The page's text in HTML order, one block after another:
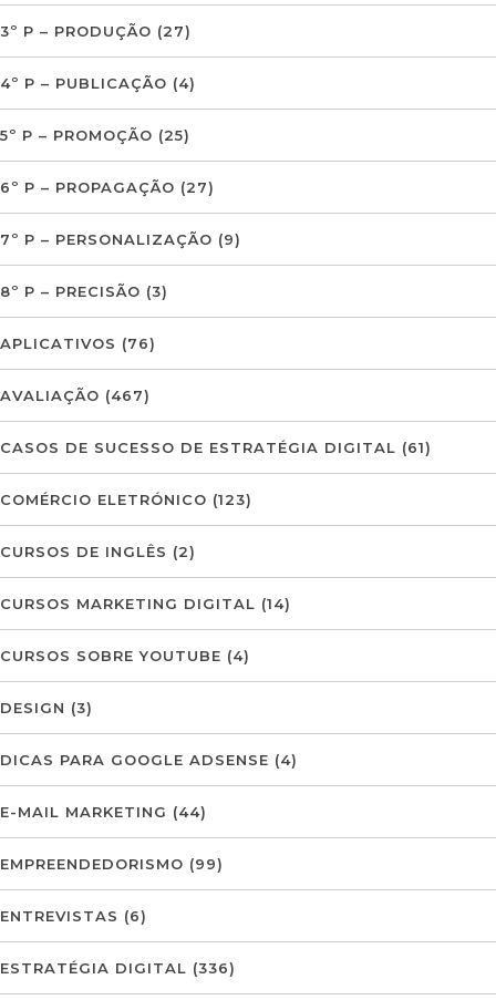
3º P – PRODUÇÃO (27)
4º P – PUBLICAÇÃO (4)
5º P – PROMOÇÃO (25)
6º P – PROPAGAÇÃO (27)
7º P – PERSONALIZAÇÃO (9)
8º P – PRECISÃO (3)
APLICATIVOS (76)
AVALIAÇÃO (467)
CASOS DE SUCESSO DE ESTRATÉGIA DIGITAL (61)
COMÉRCIO ELETRÓNICO (123)
CURSOS DE INGLÊS (2)
CURSOS MARKETING DIGITAL (14)
CURSOS SOBRE YOUTUBE (4)
DESIGN (3)
DICAS PARA GOOGLE ADSENSE (4)
E-MAIL MARKETING (44)
EMPREENDEDORISMO (99)
ENTREVISTAS (6)
ESTRATÉGIA DIGITAL (336)